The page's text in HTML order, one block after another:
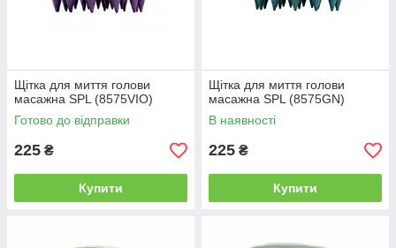
Щітка для миття голови
масажна SPL (8575VIO)
Готово до відправки
225 ₴
Купити
Щітка для миття голови
масажна SPL (8575GN)
В наявності
225 ₴
Купити